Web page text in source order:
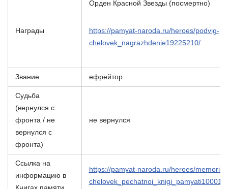
Награды
Орден Красной Звезды (посмертно)
https://pamyat-naroda.ru/heroes/podvig-
chelovek_nagrazhdenie19225210/
Звание ефрейтор
Судьба
(вернулся с
фронта / не
вернулся с
фронта)
не вернулся
Ссылка на
информацию в
https://pamyat-naroda.ru/heroes/memorial-